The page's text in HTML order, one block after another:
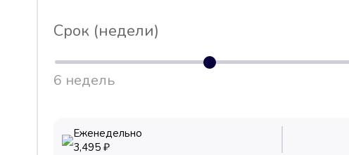
Срок (недели)
6 недель
Еженедельно
3,495 ₽